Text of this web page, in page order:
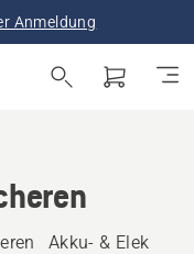
Anmeldung
Akku- & Elektro-